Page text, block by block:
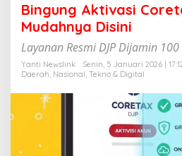
a
r
a
M
u
d
n
y
a
D
Bingung Aktivasi
Mudahnya Disini
Layanan Resmi DJP Dijamin
Yanti Newslink
Senin, 5 Januari 2026 |
Daerah, Nasional, Tekno & Digital